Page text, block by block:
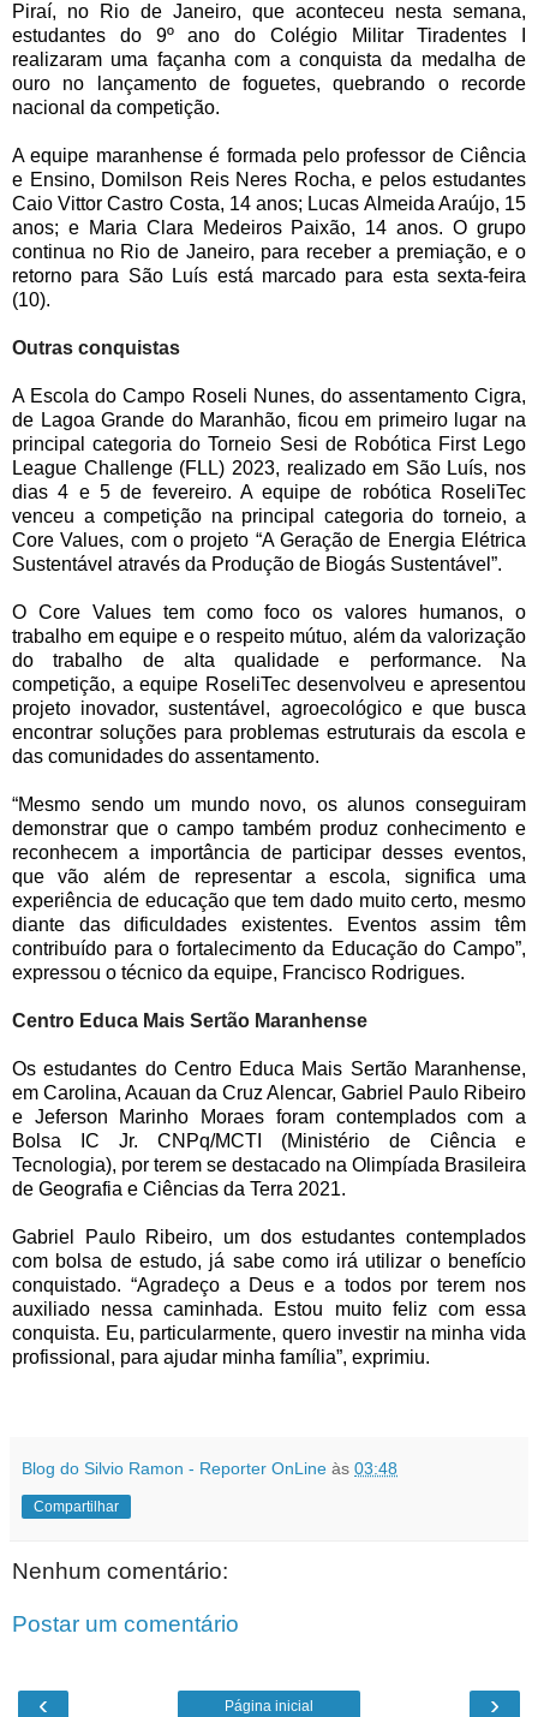
Piraí, no Rio de Janeiro, que aconteceu nesta semana,
estudantes do 9º ano do Colégio Militar Tiradentes I
realizaram uma façanha com a conquista da medalha de
ouro no lançamento de foguetes, quebrando o recorde
nacional da competição.
A equipe maranhense é formada pelo professor de Ciência
e Ensino, Domilson Reis Neres Rocha, e pelos estudantes
Caio Vittor Castro Costa, 14 anos; Lucas Almeida Araújo, 15
anos; e Maria Clara Medeiros Paixão, 14 anos. O grupo
continua no Rio de Janeiro, para receber a premiação, e o
retorno para São Luís está marcado para esta sexta-feira
(10).
Outras conquistas
A Escola do Campo Roseli Nunes, do assentamento Cigra,
de Lagoa Grande do Maranhão, ficou em primeiro lugar na
principal categoria do Torneio Sesi de Robótica First Lego
League Challenge (FLL) 2023, realizado em São Luís, nos
dias 4 e 5 de fevereiro. A equipe de robótica RoseliTec
venceu a competição na principal categoria do torneio, a
Core Values, com o projeto “A Geração de Energia Elétrica
Sustentável através da Produção de Biogás Sustentável”.
O Core Values tem como foco os valores humanos, o
trabalho em equipe e o respeito mútuo, além da valorização
do trabalho de alta qualidade e performance. Na
competição, a equipe RoseliTec desenvolveu e apresentou
projeto inovador, sustentável, agroecológico e que busca
encontrar soluções para problemas estruturais da escola e
das comunidades do assentamento.
“Mesmo sendo um mundo novo, os alunos conseguiram
demonstrar que o campo também produz conhecimento e
reconhecem a importância de participar desses eventos,
que vão além de representar a escola, significa uma
experiência de educação que tem dado muito certo, mesmo
diante das dificuldades existentes. Eventos assim têm
contribuído para o fortalecimento da Educação do Campo”,
expressou o técnico da equipe, Francisco Rodrigues.
Centro Educa Mais Sertão Maranhense
Os estudantes do Centro Educa Mais Sertão Maranhense,
em Carolina, Acauan da Cruz Alencar, Gabriel Paulo Ribeiro
e Jeferson Marinho Moraes foram contemplados com a
Bolsa IC Jr. CNPq/MCTI (Ministério de Ciência e
Tecnologia), por terem se destacado na Olimpíada Brasileira
de Geografia e Ciências da Terra 2021.
Gabriel Paulo Ribeiro, um dos estudantes contemplados
com bolsa de estudo, já sabe como irá utilizar o benefício
conquistado. “Agradeço a Deus e a todos por terem nos
auxiliado nessa caminhada. Estou muito feliz com essa
conquista. Eu, particularmente, quero investir na minha vida
profissional, para ajudar minha família”, exprimiu.
Blog do Silvio Ramon - Reporter OnLine às 03:48
Compartilhar
Nenhum comentário:
Postar um comentário
‹ ›
Página inicial